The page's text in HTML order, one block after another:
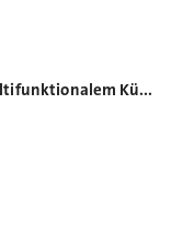
Mit multifunktionalem Kühlschmierstoff auf die Pole-Position